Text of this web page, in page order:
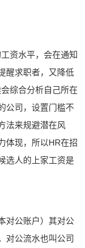
资水平，会在通知
醒求职者，又降低
综合分析自己所在
公司，设置门槛不
法来规避潜在风
体现，所以HR在招
选人的上家工资是
对公账户）其对公
对公流水也叫公司